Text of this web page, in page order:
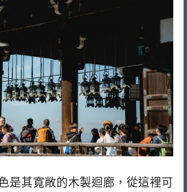
是其寬敞的木製迴廊，從這裡可